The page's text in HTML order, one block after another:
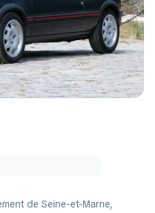
de Seine-et-Marne,